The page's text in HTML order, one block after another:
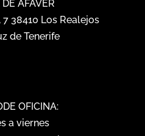
AFAVER
38410 Los Realejos
de Tenerife
OFICINA:
a viernes